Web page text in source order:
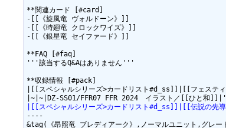
**関連カード [#card]
-[[《旋風竜 ヴォルドーン》]]
-[[《時廻竜 クロックワイズ》]]
-[[《銀星竜 セイファード》]]
**FAQ [#faq]
'''該当するQ&Aはありません'''
**収録情報 [#pack]
|[[スペシャルシリーズ>カードリスト#d_ss]]|[[フェス
|[[スペシャルシリーズ>カードリスト#d_ss]]|[[伝説の
----